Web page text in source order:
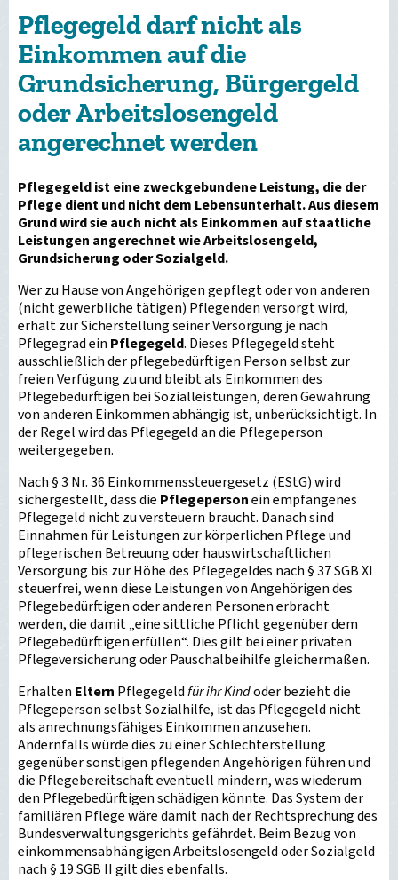
Pflegegeld darf nicht als
Einkommen auf die
Grundsicherung, Bürgergeld
oder Arbeitslosengeld
angerechnet werden
Pflegegeld ist eine zweckgebundene Leistung, die der
Pflege dient und nicht dem Lebensunterhalt. Aus diesem
Grund wird sie auch nicht als Einkommen auf staatliche
Leistungen angerechnet wie Arbeitslosengeld,
Grundsicherung oder Sozialgeld.
Wer zu Hause von Angehörigen gepflegt oder von anderen
(nicht gewerbliche tätigen) Pflegenden versorgt wird,
erhält zur Sicherstellung seiner Versorgung je nach
Pflegegrad ein Pflegegeld. Dieses Pflegegeld steht
ausschließlich der pflegebedürftigen Person selbst zur
freien Verfügung zu und bleibt als Einkommen des
Pflegebedürftigen bei Sozialleistungen, deren Gewährung
von anderen Einkommen abhängig ist, unberücksichtigt. In
der Regel wird das Pflegegeld an die Pflegeperson
weitergegeben.
Nach § 3 Nr. 36 Einkommenssteuergesetz (EStG) wird
sichergestellt, dass die Pflegepersonein empfangenes
Pflegegeld nicht zu versteuern braucht. Danach sind
Einnahmen für Leistungen zur körperlichen Pflege und
pflegerischen Betreuung oder hauswirtschaftlichen
Versorgung bis zur Höhe des Pflegegeldes nach § 37 SGB XI
steuerfrei, wenn diese Leistungen von Angehörigen des
Pflegebedürftigen oder anderen Personen erbracht
werden, die damit „eine sittliche Pflicht gegenüber dem
Pflegebedürftigen erfüllen“. Dies gilt bei einer privaten
Pflegeversicherung oder Pauschalbeihilfe gleichermaßen.
Erhalten Eltern Pflegegeldfür ihr Kindoder bezieht die
Pflegeperson selbst Sozialhilfe, ist das Pflegegeld nicht
als anrechnungsfähiges Einkommen anzusehen.
Andernfalls würde dies zu einer Schlechterstellung
gegenüber sonstigen pflegenden Angehörigen führen und
die Pflegebereitschaft eventuell mindern, was wiederum
den Pflegebedürftigen schädigen könnte. Das System der
familiären Pflege wäre damit nach der Rechtsprechung des
Bundesverwaltungsgerichts gefährdet. Beim Bezug von
einkommensabhängigen Arbeitslosengeld oder Sozialgeld
nach § 19 SGB II gilt dies ebenfalls.